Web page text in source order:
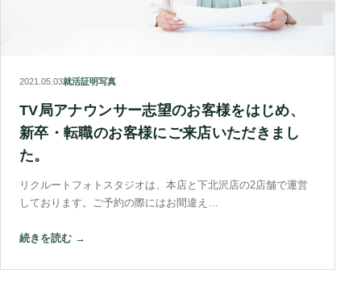
2021.05.03就活証明写真
TV局アナウンサー志望のお客様をはじめ、
新卒・転職のお客様にご来店いただきまし
た。
リクルートフォトスタジオは、本店と下北沢店の2店舗で運営
しております。ご予約の際にはお間違え…
続きを読む →